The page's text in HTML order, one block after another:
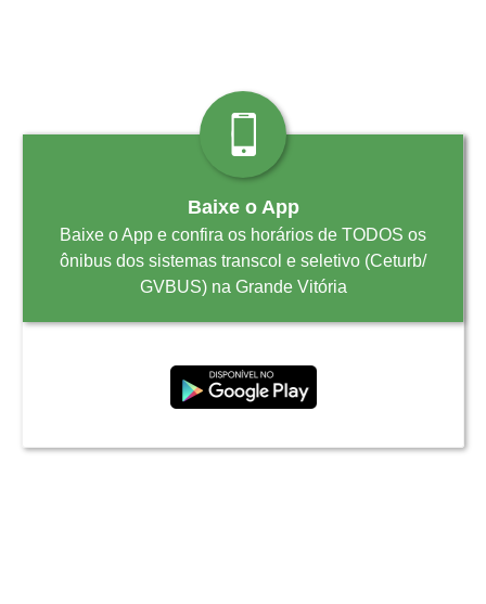
Baixe o App
Baixe o App e confira os horários de TODOS os
ônibus dos sistemas transcol e seletivo (Ceturb/
GVBUS) na Grande Vitória